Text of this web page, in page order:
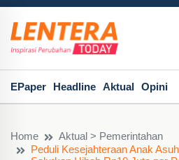
EPaper Headline Aktual Opini
Home
Aktual > Pemerintahan
Peduli Kesejahteraan Anak